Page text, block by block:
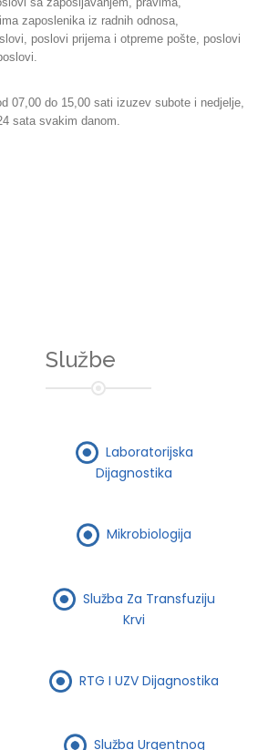
zaposlenika iz radnih odnosa,
poslovi prijema i otpreme pošte, poslovi
07,00 do 15,00 sati izuzev subote i nedjelje,
sata svakim danom.
Službe
Laboratorijska
Dijagnostika
Mikrobiologija
Služba Za Transfuziju
Krvi
RTG I UZV Dijagnostika
Služba Urgentnog